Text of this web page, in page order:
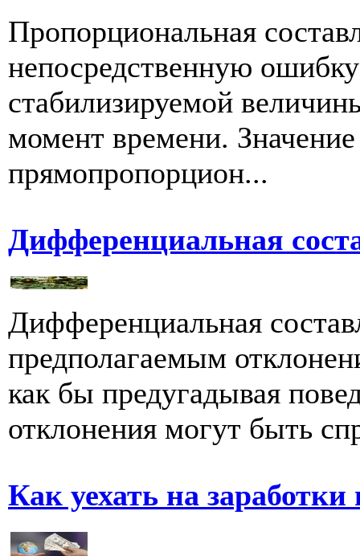
Пропорциональная
непосредственную
стабилизируемой
момент времени.
прямопропорцион...
Дифференциальная
Дифференциальная
предполагаемым
как бы предугадывая
отклонения могут быть
Как уехать на